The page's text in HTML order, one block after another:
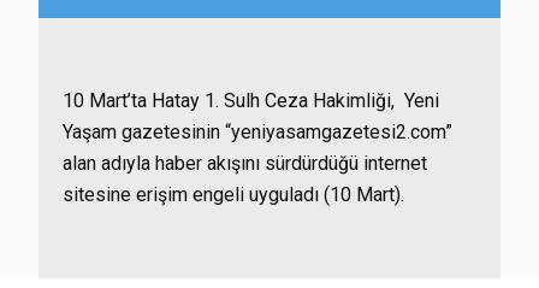
10 Mart’ta Hatay 1. Sulh Ceza Hakimliği, Yeni
Yaşam gazetesinin “yeniyasamgazetesi2.com”
alan adıyla haber akışını sürdürdüğü internet
sitesine erişim engeli uyguladı (10 Mart).